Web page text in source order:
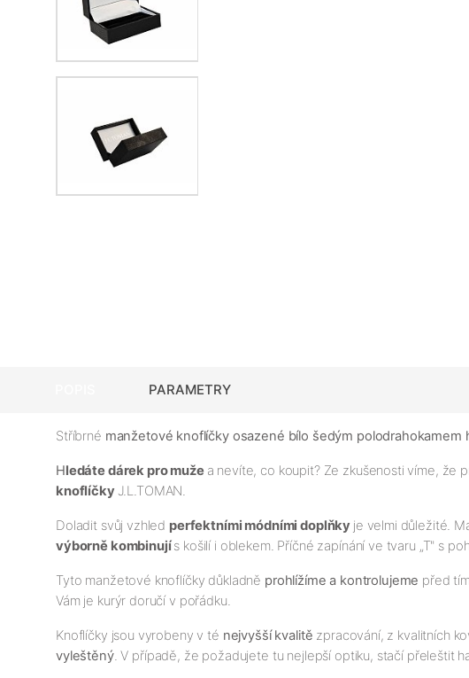
PARAMETRY
Stříbrné manžetové knoflíčky osazené bílo šedým polodrahokamem
Hledáte dárek pro muže a nevíte, co koupit? Ze zkušenosti víme, že
knoflíčky J.L.TOMAN.
Doladit svůj vzhled perfektními módními doplňky je velmi důležité.
výborně kombinujís košilí i oblekem. Příčné zapínání ve tvaru „T" s
Tyto manžetové knoflíčky důkladně prohlížíme a kontrolujeme před
Vám je kurýr doručí v pořádku.
Knoflíčky jsou vyrobeny v té nejvyššíkvalitě zpracování, z kvalitních
vyleštěný. V případě, že požadujete tu nejlepší optiku, stačí přeleštit